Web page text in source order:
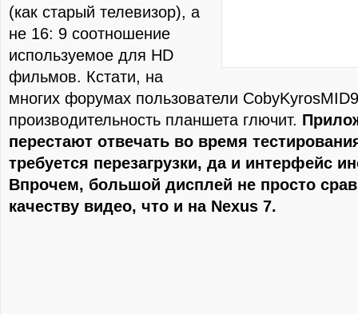
(как старый телевизор), а
не 16: 9 соотношение
используемое для HD
фильмов. Кстати, на
многих форумах пользователи
производительность планшета глючит.
перестают отвечать во время
требуется перезагрузки, да и интерфейс
Впрочем, большой дисплей не просто
качеству видео, что и на Nexus 7.